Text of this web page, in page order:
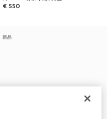
€ 550
新品